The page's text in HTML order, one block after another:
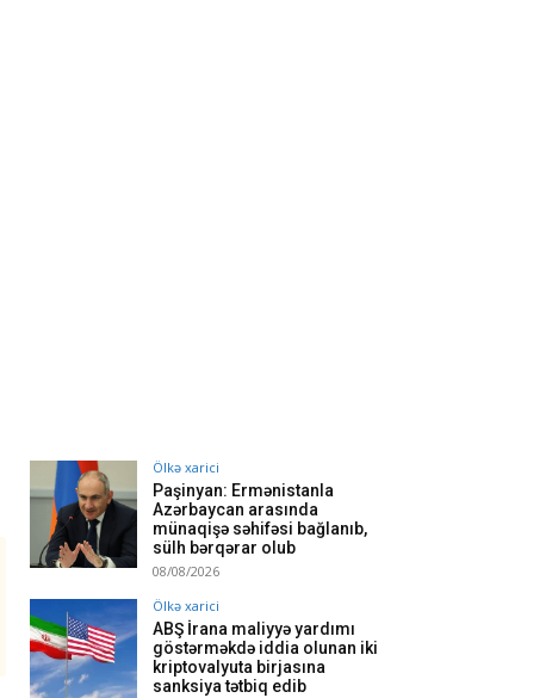
Ölkə xarici
Paşinyan: Ermənistanla
Azərbaycan arasında
münaqişə səhifəsi bağlanıb,
sülh bərqərar olub
08/08/2026
Ölkə xarici
ABŞ İrana maliyyə yardımı
göstərməkdə iddia olunan iki
kriptovalyuta birjasına
sanksiya tətbiq edib